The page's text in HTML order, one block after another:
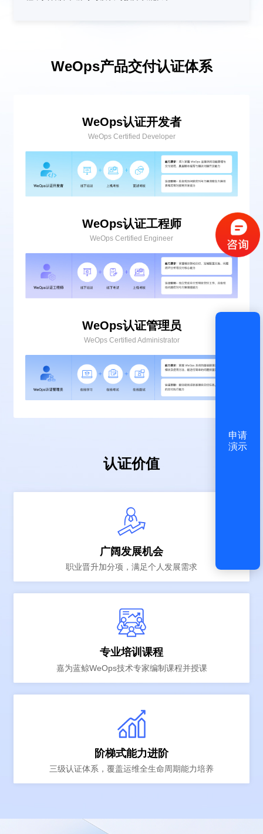
WeOps产品交付认证体系
WeOps认证开发者
WeOps Certified Developer
WeOps认证工程师
WeOps Certified Engineer
WeOps认证管理员
WeOps Certified Administrator
认证价值
广阔发展机会
职业晋升加分项，满足个人发展需求
专业培训课程
嘉为蓝鲸WeOps技术专家编制课程并授课
阶梯式能力进阶
三级认证体系，覆盖运维全生命周期能力培养
验证码登录 密码登录
获取验证码
登录
还没有账号？ 立即注册
申请
演示